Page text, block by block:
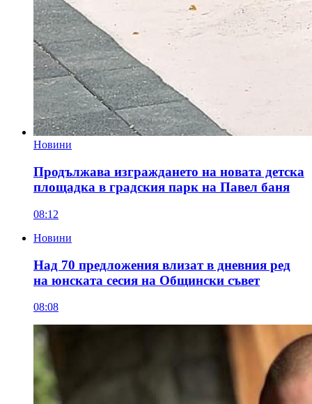
Новини
Продължава изграждането на новата детска
площадка в градския парк на Павел баня
08:12
Новини
Над 70 предложения влизат в дневния ред
на юнската сесия на Общински съвет
08:08